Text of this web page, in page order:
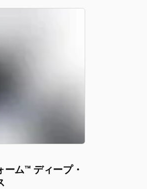
ーム™ ディープ・